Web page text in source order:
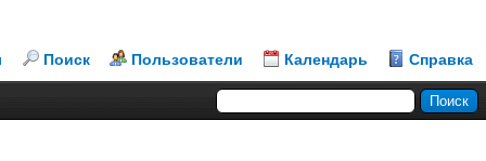
Поиск Пользователи Календарь Справка